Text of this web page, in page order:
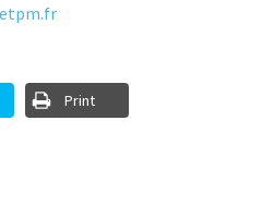
Print